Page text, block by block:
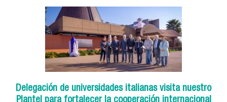
Delegación de universidades italianas visita nuestro